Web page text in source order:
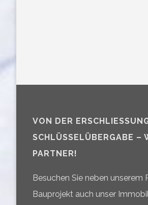
VON DER ERSCHLIESSUNG
CHLÜSSELÜBERGABE –
ARTNER!
Besuchen Sie neben unserem
Bauprojekt auch unser